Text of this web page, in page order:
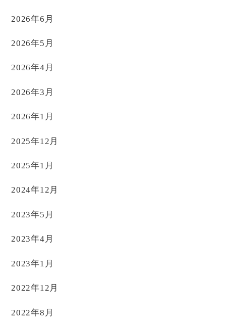
2026年6月
2026年5月
2026年4月
2026年3月
2026年1月
2025年12月
2025年1月
2024年12月
2023年5月
2023年4月
2023年1月
2022年12月
2022年8月